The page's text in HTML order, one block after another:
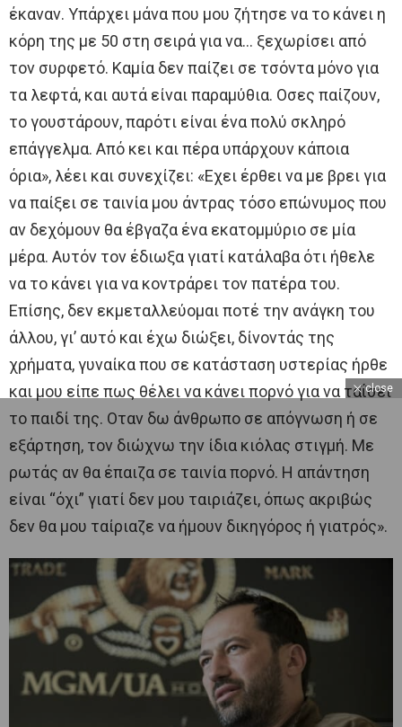
έκαναν. Υπάρχει μάνα που μου ζήτησε να το κάνει η
κόρη της με 50 στη σειρά για να… ξεχωρίσει από
τον συρφετό. Καμία δεν παίζει σε τσόντα μόνο για
τα λεφτά, και αυτά είναι παραμύθια. Οσες παίζουν,
το γουστάρουν, παρότι είναι ένα πολύ σκληρό
επάγγελμα. Από κει και πέρα υπάρχουν κάποια
όρια», λέει και συνεχίζει: «Εχει έρθει να με βρει για
να παίξει σε ταινία μου άντρας τόσο επώνυμος που
αν δεχόμουν θα έβγαζα ένα εκατομμύριο σε μία
μέρα. Αυτόν τον έδιωξα γιατί κατάλαβα ότι ήθελε
να το κάνει για να κοντράρει τον πατέρα του.
Επίσης, δεν εκμεταλλεύομαι ποτέ την ανάγκη του
άλλου, γι’ αυτό και έχω διώξει, δίνοντάς της
χρήματα, γυναίκα που σε κατάσταση υστερίας ήρθε
και μου είπε πως θέλει να κάνει πορνό για να ταΐσει
το παιδί της. Οταν δω άνθρωπο σε απόγνωση ή σε
εξάρτηση, τον διώχνω την ίδια κιόλας στιγμή. Με
ρωτάς αν θα έπαιζα σε ταινία πορνό. Η απάντηση
είναι “όχι” γιατί δεν μου ταιριάζει, όπως ακριβώς
δεν θα μου ταίριαζε να ήμουν δικηγόρος ή γιατρός».
close